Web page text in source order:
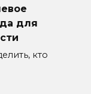
для
кто